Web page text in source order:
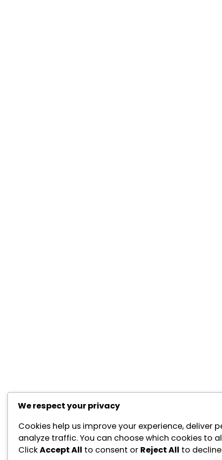
We respect your privacy
Cookies help us improve your experience, deliver
analyze traffic. You can choose which cookies to
ClickAccept All to consent or Reject All to